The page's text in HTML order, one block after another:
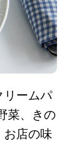
リームパ
菜、きの
お店の味